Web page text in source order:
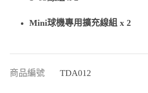
Mini球機專用擴充線組 x 2
商品編號 TDA012